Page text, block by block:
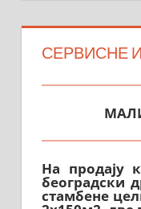
СЕРВИСНЕ
На продају
стамбене
2х150м2, две
грејање